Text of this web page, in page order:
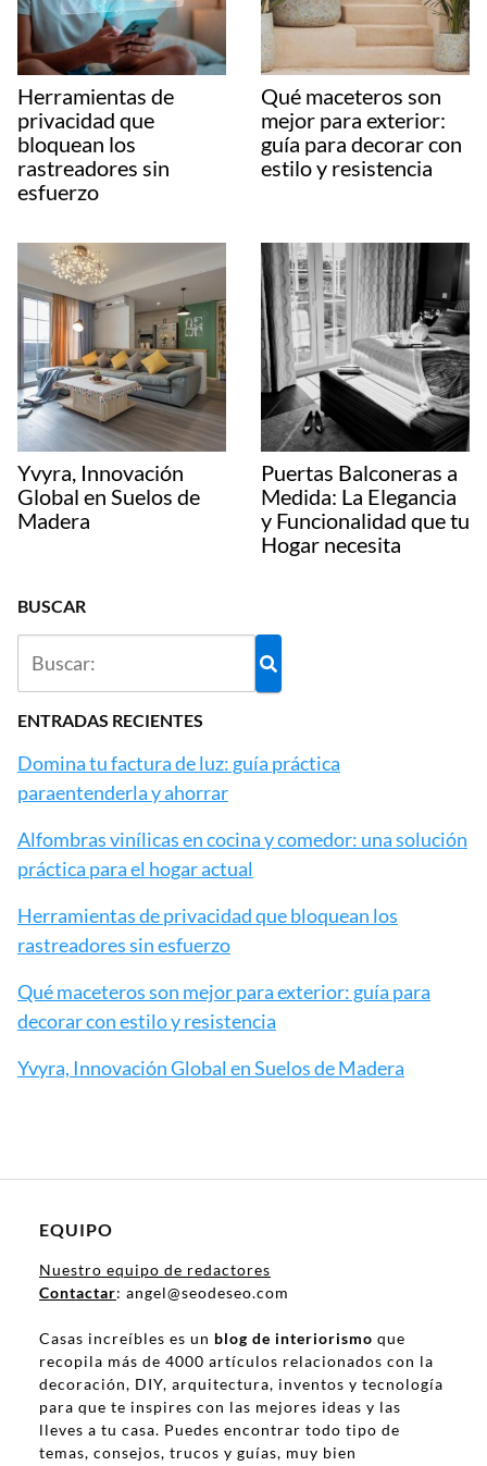
Herramientas de
privacidad que
bloquean los
rastreadores sin
esfuerzo
Qué maceteros son
mejor para exterior:
guía para decorar con
estilo y resistencia
Yvyra, Innovación
Global en Suelos de
Madera
Puertas Balconeras a
Medida: La Elegancia
y Funcionalidad que tu
Hogar necesita
BUSCAR
ENTRADAS RECIENTES
Domina tu factura de luz: guía práctica
paraentenderla y ahorrar
Alfombras vinílicas en cocina y comedor: una solución
práctica para el hogar actual
Herramientas de privacidad que bloquean los
rastreadores sin esfuerzo
Qué maceteros son mejor para exterior: guía para
decorar con estilo y resistencia
Yvyra, Innovación Global en Suelos de Madera
EQUIPO
Nuestro equipo de redactores
Contactar: angel@seodeseo.com
Casas increíbles es un blog de interiorismo que
recopila más de 4000 artículos relacionados con la
decoración, DIY, arquitectura, inventos y tecnología
para que te inspires con las mejores ideas y las
lleves a tu casa. Puedes encontrar todo tipo de
temas, consejos, trucos y guías, muy bien